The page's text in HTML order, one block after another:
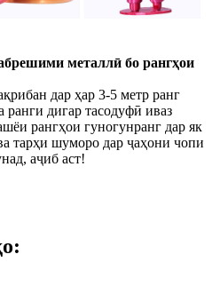
металлӣ бо рангҳои
дар ҳар 3-5 метр ранг
ранги дигар тасодуфӣ иваз
рангҳои гуногунранг дар як
тарҳи шуморо дар ҷаҳони чопи
аҷиб аст!